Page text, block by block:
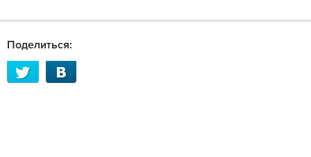
Поделиться: